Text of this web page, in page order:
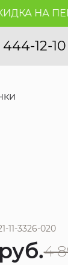
НА
12-10
11-3326-020
руб.4